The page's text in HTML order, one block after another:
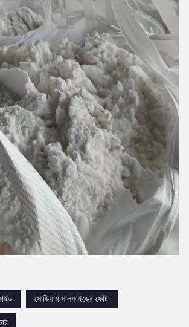
সোডিয়াম সালফাইডের ফোঁটা